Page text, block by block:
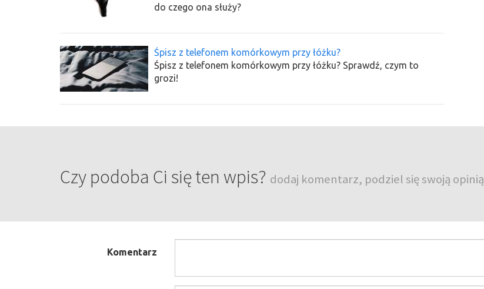
do czego ona służy?
Śpisz z telefonem komórkowym przy łóżku?
Śpisz z telefonem komórkowym przy łóżku? Sprawdź, czym to
grozi!
Czy podoba Ci się ten wpis? dodaj komentarz, podziel się swoją opinią
Komentarz